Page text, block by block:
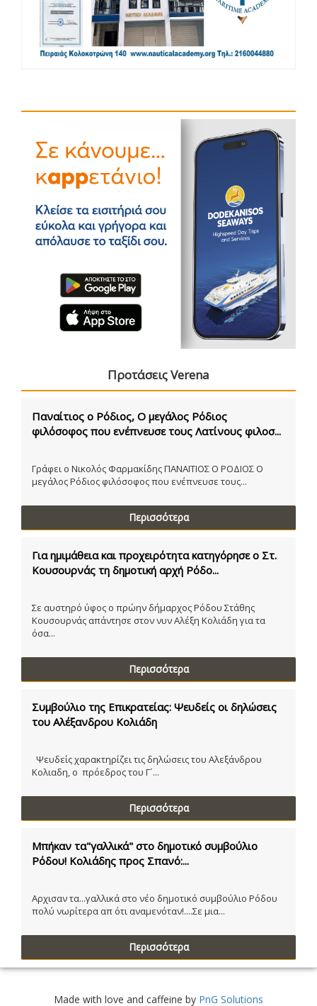
Προτάσεις Verena
Παναίτιος ο Ρόδιος, Ο μεγάλος Ρόδιος
φιλόσοφος που ενέπνευσε τους Λατίνους φιλοσ...
Γράφει ο Νικολός Φαρμακίδης ΠΑΝΑΙΤΙΟΣ Ο ΡΟΔΙΟΣ Ο
μεγάλος Ρόδιος φιλόσοφος που ενέπνευσε τους...
Περισσότερα
Για ημιμάθεια και προχειρότητα κατηγόρησε ο Στ.
Κουσουρνάς τη δημοτική αρχή Ρόδο...
Σε αυστηρό ύφος ο πρώην δήμαρχος Ρόδου Στάθης
Κουσουρνάς απάντησε στον νυν Αλέξη Κολιάδη για τα
όσα...
Περισσότερα
Συμβούλιο της Επικρατείας: Ψευδείς οι δηλώσεις
του Αλέξανδρου Κολιάδη
Ψευδείς χαρακτηρίζει τις δηλώσεις του Αλεξάνδρου
Κολιαδη, ο πρόεδρος του Γ´...
Περισσότερα
Μπήκαν τα"γαλλικά" στο δημοτικό συμβούλιο
Ρόδου! Κολιάδης προς Σπανό:...
Αρχισαν τα...γαλλικά στο νέο δημοτικό συμβούλιο Ρόδου
πολύ νωρίτερα απ ότι αναμενόταν!....Σε μια...
Περισσότερα
Made with love and caffeine by PnG Solutions